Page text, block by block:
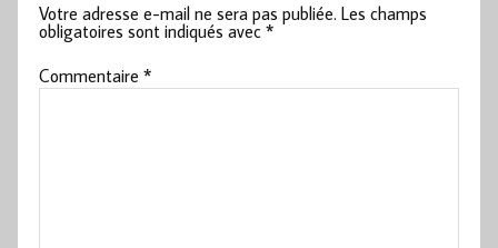
Votre adresse e-mail ne sera pas publiée. Les champs
obligatoires sont indiqués avec*
Commentaire*